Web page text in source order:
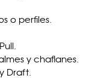
o perfiles.
y chaflanes.
Draft.